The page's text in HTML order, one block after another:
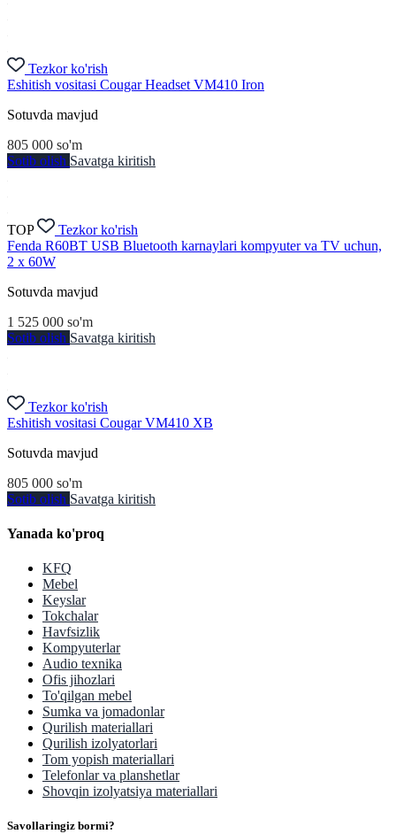
Tezkor ko'rish
Eshitish vositasi Cougar Headset VM410 Iron
Sotuvda mavjud
805 000 so'm
Sotib olish Savatga kiritish
TOP
Tezkor ko'rish
Fenda R60BT USB Bluetooth karnaylari kompyuter va TV uchun,
2 x 60W
Sotuvda mavjud
1 525 000 so'm
Sotib olish Savatga kiritish
Tezkor ko'rish
Eshitish vositasi Cougar VM410 XB
Sotuvda mavjud
805 000 so'm
Sotib olish Savatga kiritish
Yanada ko'proq
KFQ
Mebel
Keyslar
Tokchalar
Havfsizlik
Kompyuterlar
Audio texnika
Ofis jihozlari
To'qilgan mebel
Sumka va jomadonlar
Qurilish materiallari
Qurilish izolyatorlari
Tom yopish materiallari
Telefonlar va planshetlar
Shovqin izolyatsiya materiallari
Savollaringiz bormi?